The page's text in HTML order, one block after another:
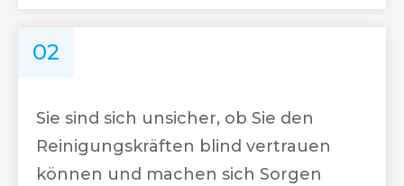
02
Sie sind sich unsicher, ob Sie den
Reinigungskräften blind vertrauen
können und machen sich Sorgen